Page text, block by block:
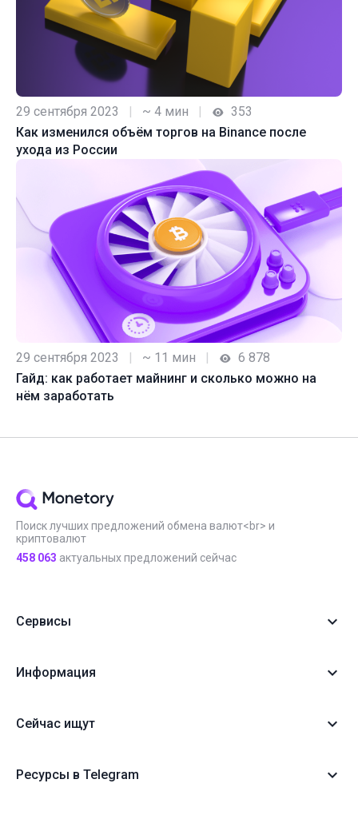
29 сентября 2023 ~ 4 мин
353
Как изменился объём торгов на Binance после
ухода из России
29 сентября 2023 | ~ 11 мин |
6 878
Гайд: как работает майнинг и сколько можно на
нём заработать
Поиск лучших предложений обмена валют<br> и
криптовалют
458 063 актуальных предложений сейчас
Сервисы
Информация
Сейчас ищут
Ресурсы в Telegram